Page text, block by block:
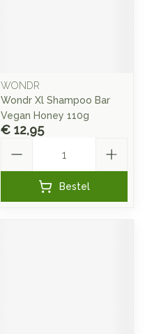
WONDR
Wondr Xl Shampoo Bar
Vegan Honey 110g
€ 12,95
Bestel